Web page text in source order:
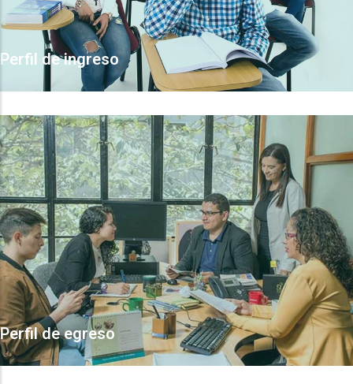
Perfil de ingreso
Perfil de egreso